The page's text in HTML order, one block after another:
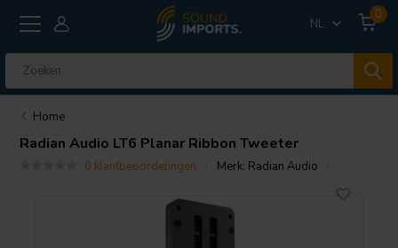
NL
0
Home
Radian Audio LT6 Planar Ribbon Tweeter
0 klantbeoordelingen Merk: Radian Audio